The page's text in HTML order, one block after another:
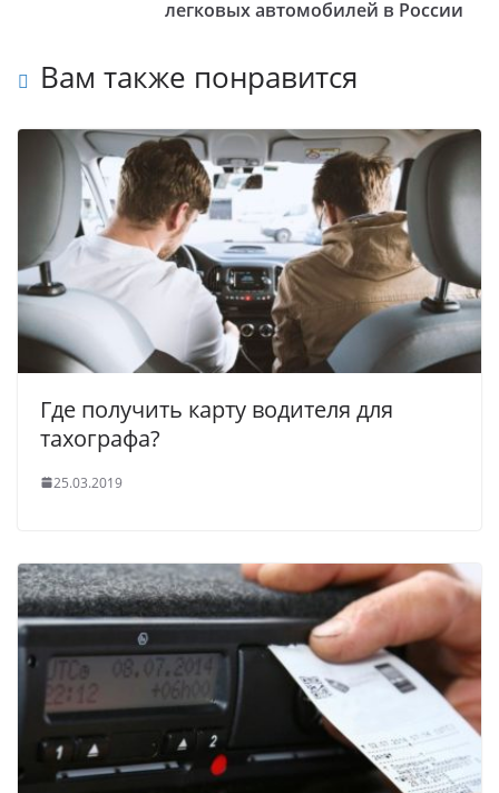
легковых автомобилей в России
Вам также понравится
Где получить карту водителя для
тахографа?
25.03.2019